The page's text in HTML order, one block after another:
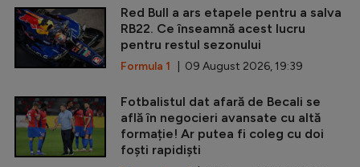
Red Bull a ars etapele pentru a salva
RB22. Ce înseamnă acest lucru
pentru restul sezonului
Formula 1 | 09 August 2026, 19:39
Fotbalistul dat afară de Becali se
află în negocieri avansate cu altă
formație! Ar putea fi coleg cu doi
foști rapidiști